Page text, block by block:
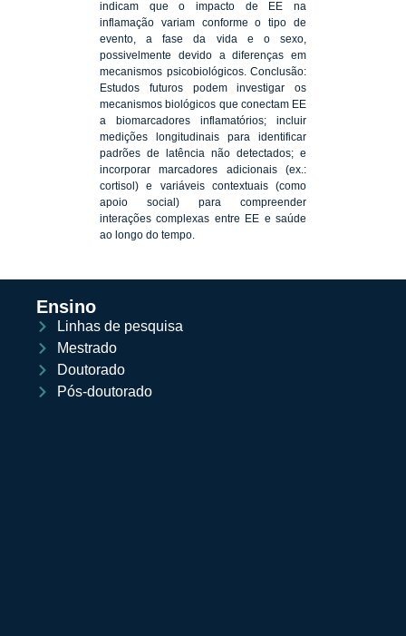
indicam que o impacto de EE na
inflamação variam conforme o tipo de
evento, a fase da vida e o sexo,
possivelmente devido a diferenças em
mecanismos psicobiológicos. Conclusão:
Estudos futuros podem investigar os
mecanismos biológicos que conectam EE
a biomarcadores inflamatórios; incluir
medições longitudinais para identificar
padrões de latência não detectados; e
incorporar marcadores adicionais (ex.:
cortisol) e variáveis contextuais (como
apoio social) para compreender
interações complexas entre EE e saúde
ao longo do tempo.
Ensino
Linhas de pesquisa
Mestrado
Doutorado
Pós-doutorado